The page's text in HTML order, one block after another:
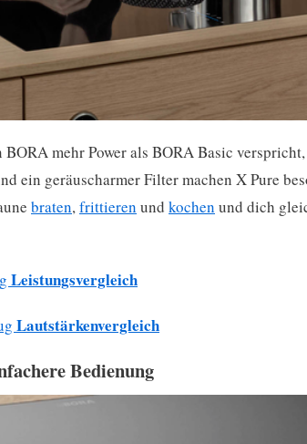
mehr Power als BORA Basic verspricht,
ein geräuscharmer Filter machen X Pure
braten frittieren und kochen
und dich
Leistungsvergleich
Lautstärkenvergleich
Bedienung